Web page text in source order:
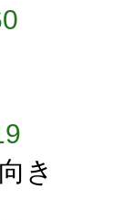
き